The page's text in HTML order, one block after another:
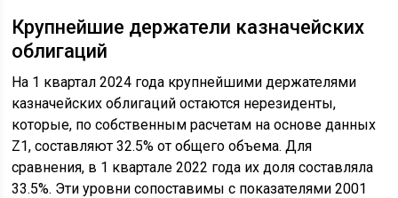
Крупнейшие держатели казначейских
облигаций
На 1 квартал 2024 года крупнейшими держателями
казначейских облигаций остаются нерезиденты,
которые, по собственным расчетам на основе данных
Z1, составляют 32.5% от общего объема. Для
сравнения, в 1 квартале 2022 года их доля составляла
33.5%. Эти уровни сопоставимы с показателями 2001